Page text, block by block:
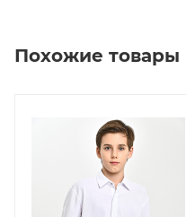
Похожие товары